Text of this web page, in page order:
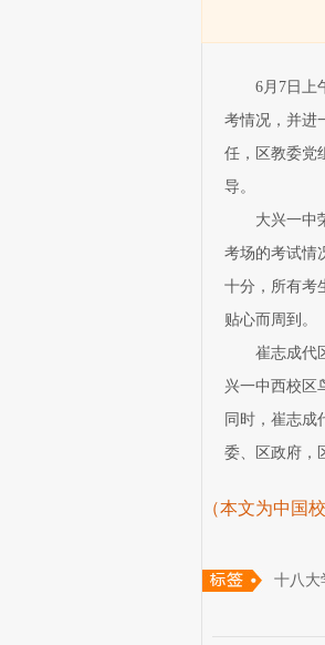
6月7日上
考情况，并进
任，区教委党
导。
大兴一中
考场的考试情
十分，所有考
贴心而周到。
崔志成代
兴一中西校区
同时，崔志成
委、区政府，
（本文为中国
十八